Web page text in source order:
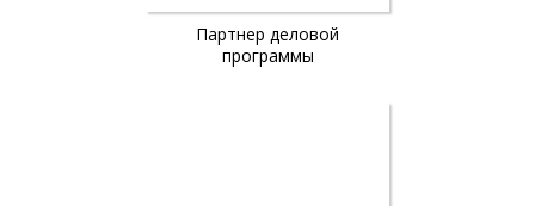
Партнер деловой
программы